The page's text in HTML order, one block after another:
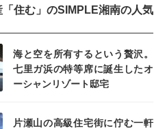
住む」のSIMPLE湘南の人気
海と空を所有するという贅沢。
七里ガ浜の特等席に誕生したオ
ーシャンリゾート邸宅
片瀬山の高級住宅街に佇む一軒